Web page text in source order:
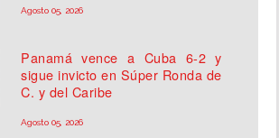
Agosto 05, 2026
Panamá vence a Cuba 6-2 y
sigue invicto en Súper Ronda de
C. y del Caribe
Agosto 05, 2026